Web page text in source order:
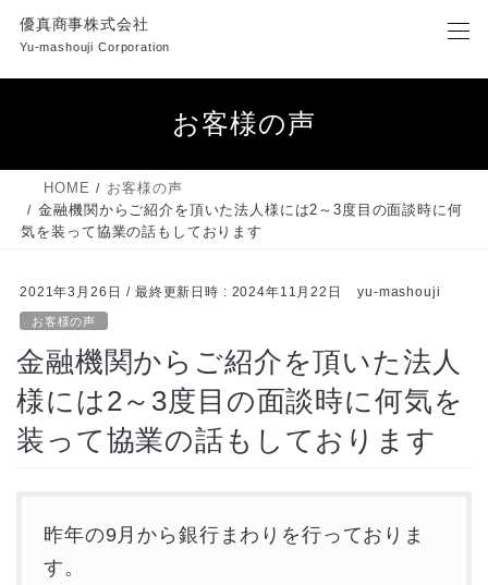
ン
キ
ー
に
優真商事株式会社
Yu-mashouji Corporation
お客様の声
HOME
お客様の声
金融機関からご紹介を頂いた法人様には2～3度目の面談時に何
気を装って協業の話もしております
2021年3月26日 / 最終更新日時 : 2024年11月22日 yu-mashouji
お客様の声
金融機関からご紹介を頂いた法人
様には2～3度目の面談時に何気を
装って協業の話もしております
昨年の9月から銀行まわりを行っておりま
す。